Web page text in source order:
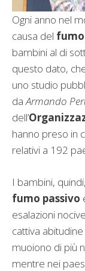
Ogni anno nel
causa del fumo
bambini al di
questo dato,
uno studio
daArmando
dell’
hanno preso in
relativi a 192
I bambini,
fumo passivo
esalazioni
cattiva
muoiono di più
mentre nei